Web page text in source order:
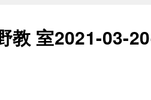
教 室2021-03-